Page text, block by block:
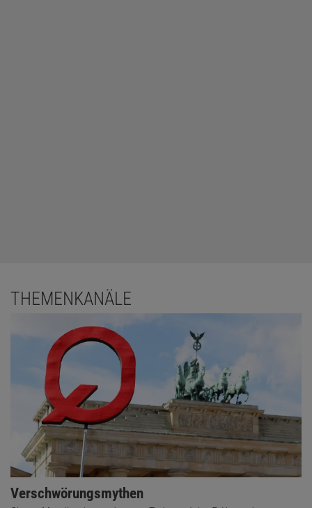
THEMENKANÄLE
Verschwörungsmythen